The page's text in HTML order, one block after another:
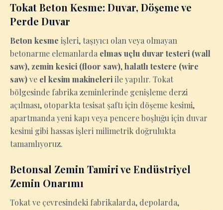
Tokat Beton Kesme: Duvar, Döşeme ve
Perde Duvar
Beton kesme işleri, taşıyıcı olan veya olmayan
betonarme elemanlarda elmas uçlu duvar testeri (wall
saw), zemin kesici (floor saw),halatlı testere (wire
saw)ve el kesim makineleriile yapılır. Tokat
bölgesinde fabrika zeminlerinde genişleme derzi
açılması, otoparkta tesisat şaftı için döşeme kesimi,
apartmanda yeni kapı veya pencere boşluğu için duvar
kesimi gibi hassas işleri milimetrik doğrulukta
tamamlıyoruz.
Betonsal Zemin Tamiri ve Endüstriyel
Zemin Onarımı
Tokat ve çevresindeki fabrikalarda, depolarda,